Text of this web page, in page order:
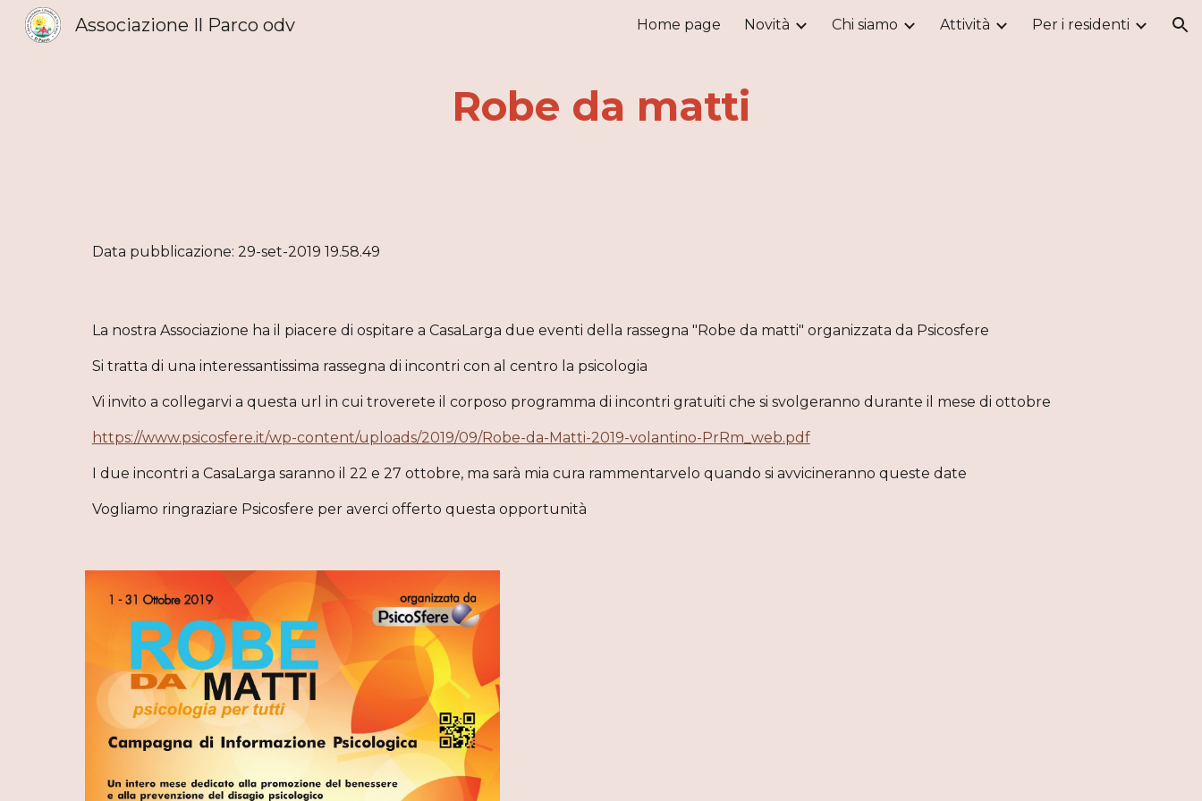
Skip to navigation
Associazione Il Parco odv Home page Novità Chi siamo Attività Per i residenti
Robe da matti
Data pubblicazione: 29-set-2019 19.58.49
La nostra Associazione ha il piacere di ospitare a CasaLarga due eventi della rassegna "Robe da matti" organizzata da Psicosfere
Si tratta di una interessantissima rassegna di incontri con al centro la psicologia
Vi invito a collegarvi a questa url in cui troverete il corposo programma di incontri gratuiti che si svolgeranno durante il mese di ottobre
https://www.psicosfere.it/wp-content/uploads/2019/09/Robe-da-Matti-2019-volantino-PrRm_web.pdf
I due incontri a CasaLarga saranno il 22 e 27 ottobre, ma sarà mia cura rammentarvelo quando si avvicineranno queste date
Vogliamo ringraziare Psicosfere per averci offerto questa opportunità